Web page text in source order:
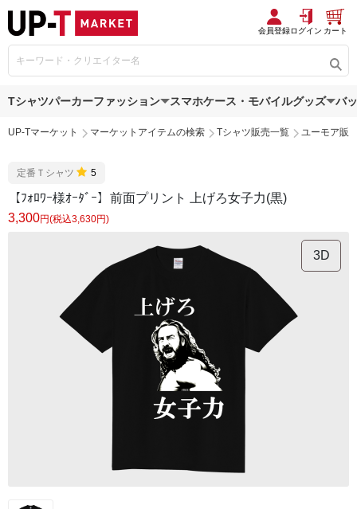
会員登録ログイン カート
Tシャツパーカーファッション スマホケース・モバイルグッズ バ
UP-Tマーケット マーケットアイテムの検索 Tシャツ販売一覧 ユーモア販
定番Ｔシャツ 5
【ﾌｫﾛﾜｰ様ｵｰﾀﾞｰ】前面プリント 上げろ女子力(黒)
3,300円(税込3,630円)
3D